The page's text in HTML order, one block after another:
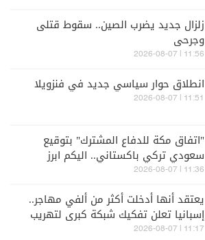
زلزال جديد يضرب الصين.. سقوط قتلى
وجرحى
11:56 | 2026-08-07
انطلاق حوار سياسي جديد في فنزويلا
11:51 | 2026-08-07
"اتفاق مكة للدفاع المشترك" بتوقيع
سعودي تركي باكستاني.. اليكم ابرز
البنود والردود
11:36 | 2026-08-07
يعتقد أنها أدخلت أكثر من ألفي مهاجر..
إسبانيا تعلن تفكيك شبكة كبرى لتهريب
البشر
11:17 | 2026-08-07